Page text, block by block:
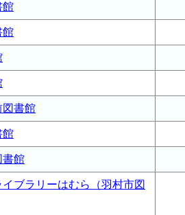
館
館
図書館
館
書館
イブラリーはむら（羽村市図